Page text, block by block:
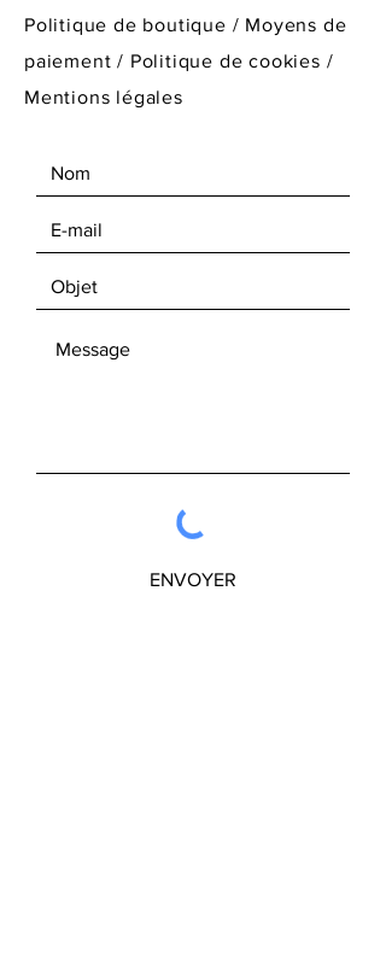
Politique de boutique / Moyens de
paiement / Politique de cookies /
Mentions légales
ENVOYER